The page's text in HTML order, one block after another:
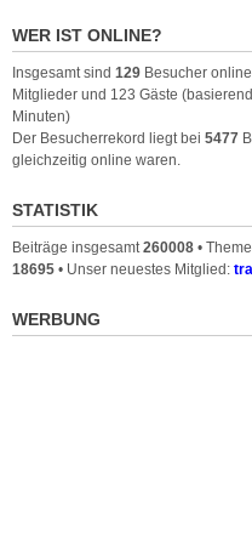
WER IST ONLINE?
Insgesamt sind 129 Besucher
Mitglieder und 123 Gäste
Minuten)
Der Besucherrekord liegt bei 5477
gleichzeitig online waren.
STATISTIK
Beiträge insgesamt260008 •
18695 • Unser neuestes Mitglied:
WERBUNG